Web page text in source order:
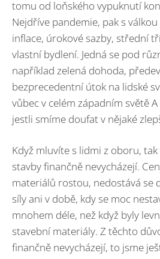
tomu od loňského vypuknutí
Nejdříve pandemie, pak s
inflace, úrokové sazby, střední
vlastní bydlení. Jedná se pod
například zelená dohoda,
bezprecedentní útok na lidské
vůbec v celém západním světě
jestli smíme doufat v nějaké
Když mluvíte s lidmi z oboru,
stavby finančně nevycházejí.
materiálů rostou, nedostává se
síly ani v době, kdy se moc
mnohem déle, než když byly
stavební materiály. Z těchto
finančně nevycházejí, to jsme